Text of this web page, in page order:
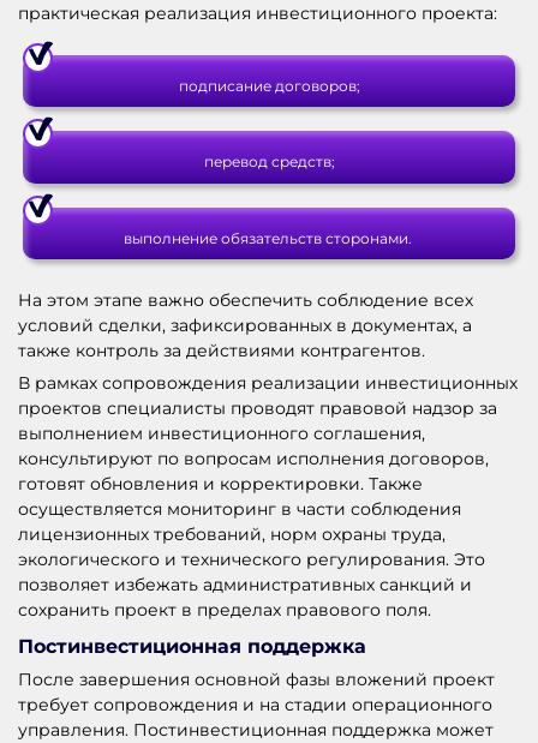
практическая реализация инвестиционного проекта:
подписание договоров;
перевод средств;
выполнение обязательств сторонами.
На этом этапе важно обеспечить соблюдение всех
условий сделки, зафиксированных в документах, а
также контроль за действиями контрагентов.
В рамках сопровождения реализации инвестиционных
проектов специалисты проводят правовой надзор за
выполнением инвестиционного соглашения,
консультируют по вопросам исполнения договоров,
готовят обновления и корректировки. Также
осуществляется мониторинг в части соблюдения
лицензионных требований, норм охраны труда,
экологического и технического регулирования. Это
позволяет избежать административных санкций и
сохранить проект в пределах правового поля.
Постинвестиционная поддержка
После завершения основной фазы вложений проект
требует сопровождения и на стадии операционного
управления. Постинвестиционная поддержка может